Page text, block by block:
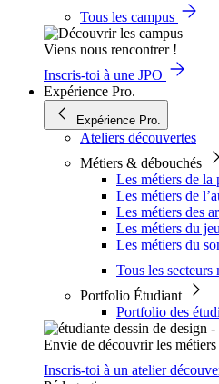
Tous les campus
Viens nous rencontrer !
Inscris-toi à une JPO
Expérience Pro.
Expérience Pro.
Ateliers découvertes
Métiers & débouchés
Les métiers de la
Les métiers de
Les métiers des
Les métiers du
Les métiers du
Tous les secteurs
Portfolio Étudiant
Portfolio des
Envie de découvrir les métiers
Inscris-toi à un atelier